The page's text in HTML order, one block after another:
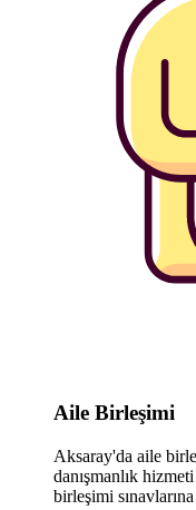
Aile Birleşimi
Aksaray'da aile
danışmanlık
birleşimi